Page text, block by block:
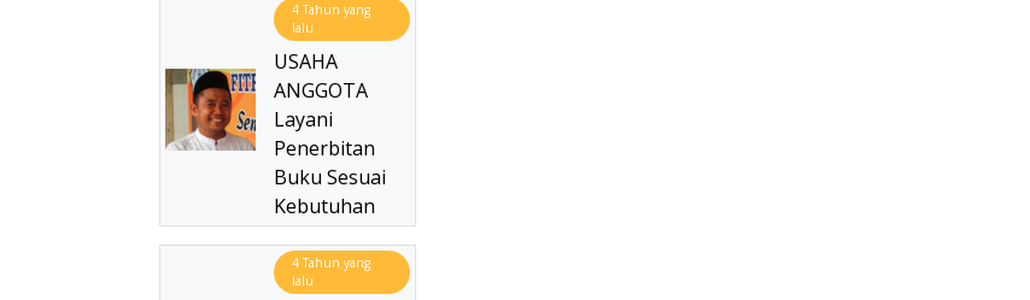
4 Tahun yang
lalu
USAHA
ANGGOTA
Layani
Penerbitan
Buku Sesuai
Kebutuhan
4 Tahun yang
lalu